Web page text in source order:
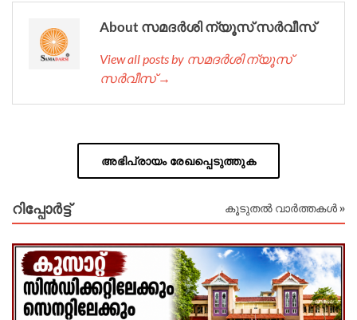
About സമദർശി ന്യൂസ് സർവീസ്
View all posts by സമദർശി ന്യൂസ്
സർവീസ് →
അഭിപ്രായം രേഖപ്പെടുത്തുക
റിപ്പോര്‍ട്ട് കൂടുതൽ വാർത്തകൾ »